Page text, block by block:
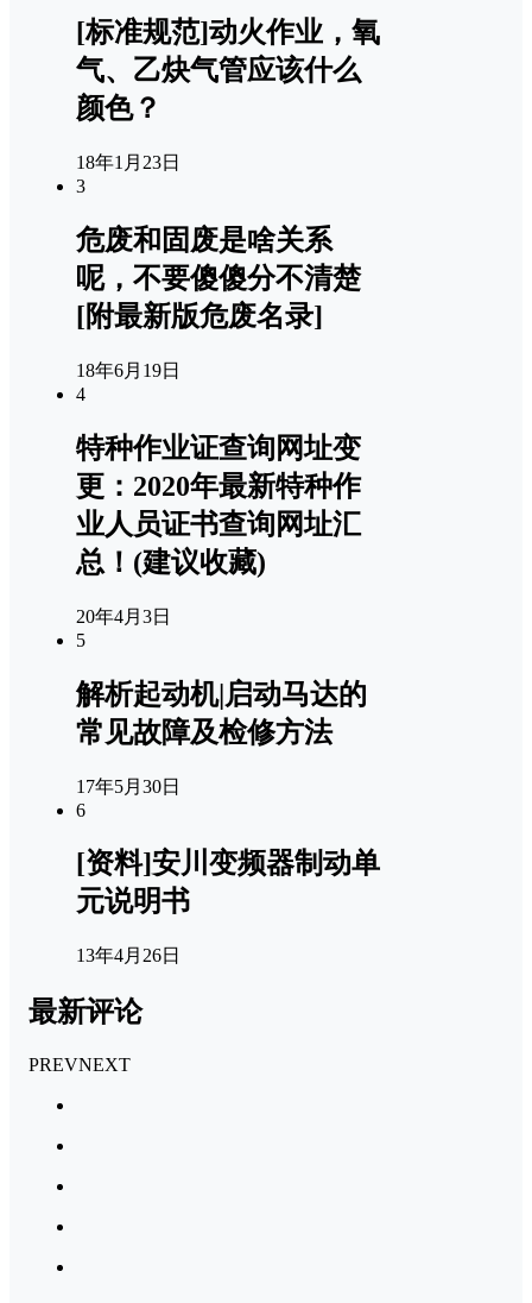
[标准规范]动火作业，氧
气、乙炔气管应该什么
颜色？
18年1月23日
3
危废和固废是啥关系
呢，不要傻傻分不清楚
[附最新版危废名录]
18年6月19日
4
特种作业证查询网址变
更：2020年最新特种作
业人员证书查询网址汇
总！(建议收藏)
20年4月3日
5
解析起动机|启动马达的
常见故障及检修方法
17年5月30日
6
[资料]安川变频器制动单
元说明书
13年4月26日
最新评论
PREVNEXT